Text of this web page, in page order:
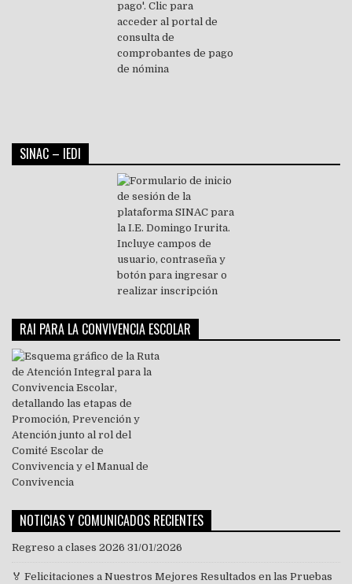
SINAC – IEDI
RAI PARA LA CONVIVENCIA ESCOLAR
NOTICIAS Y COMUNICADOS RECIENTES
Regreso a clases 2026 31/01/2026
🏅 Felicitaciones a Nuestros Mejores Resultados en las Pruebas